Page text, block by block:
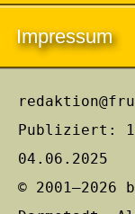
Impressum
Publiziert:
04.06.2025
© 2001–2026